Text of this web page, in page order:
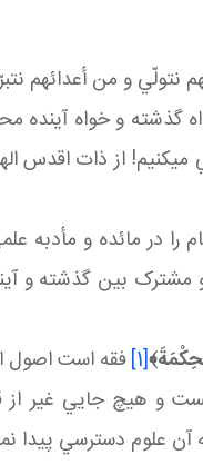
نتولّي و من أعدائهم
گذشته و خواه آينده
کنيم! از ذات اقدس
را در مائده و
مشترک بين گذشته و
﴾[1] فقه است اصول
هيچ جايي غير از
به آن علوم دسترسي